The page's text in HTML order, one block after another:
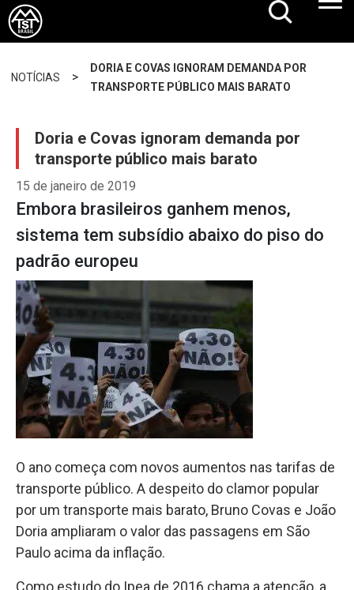
NOTÍCIAS >
DORIA E COVAS IGNORAM DEMANDA POR
TRANSPORTE PÚBLICO MAIS BARATO
Doria e Covas ignoram demanda por
transporte público mais barato
15 de janeiro de 2019
Embora brasileiros ganhem menos,
sistema tem subsídio abaixo do piso do
padrão europeu
O ano começa com novos aumentos nas tarifas de
transporte público. A despeito do clamor popular
por um transporte mais barato, Bruno Covas e João
Doria ampliaram o valor das passagens em São
Paulo acima da inflação.
Como estudo do Ipea de 2016 chama a atenção, a